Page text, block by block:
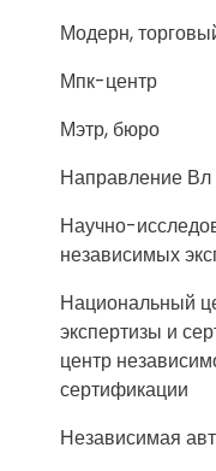
Модерн,
Мпк-центр
Мэтр, бюро
Направление Вл
Научно-
независимых
Национальный
экспертизы и
центр
сертификации
Независимая